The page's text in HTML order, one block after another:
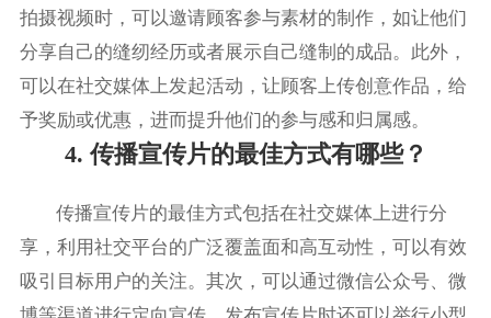
拍摄视频时，可以邀请顾客参与素材的制作，如让他们
分享自己的缝纫经历或者展示自己缝制的成品。此外，
可以在社交媒体上发起活动，让顾客上传创意作品，给
予奖励或优惠，进而提升他们的参与感和归属感。
4. 传播宣传片的最佳方式有哪些？
传播宣传片的最佳方式包括在社交媒体上进行分
享，利用社交平台的广泛覆盖面和高互动性，可以有效
吸引目标用户的关注。其次，可以通过微信公众号、微